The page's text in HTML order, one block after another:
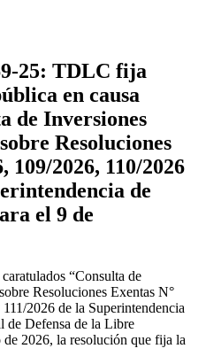
25: TDLC fija
en causa
de Inversiones
Resoluciones
109/2026, 110/2026
de
el 9 de
“Consulta de
Resoluciones Exentas N°
2026 de la Superintendencia
de Defensa de la Libre
2026, la resolución que fija la